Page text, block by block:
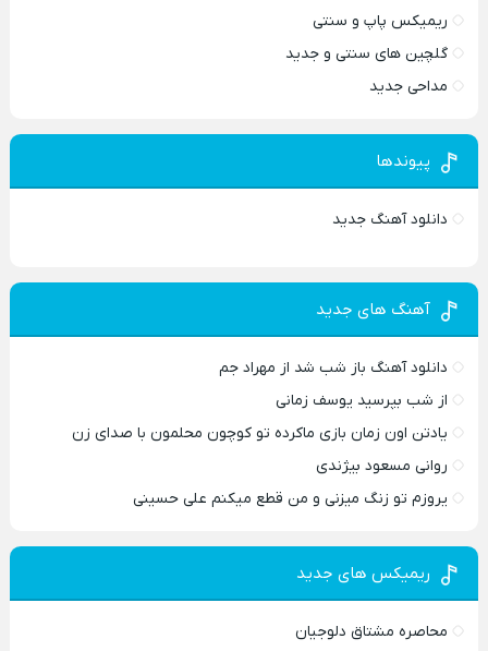
ریمیکس پاپ و سنتی
گلچین های سنتی و جدید
مداحی جدید
پیوندها
دانلود آهنگ جدید
آهنگ های جدید
دانلود آهنگ باز شب شد از مهراد جم
از شب بپرسید یوسف زمانی
یادتن اون زمان بازی ماکرده تو کوچون محلمون با صدای زن
روانی مسعود بیژندی
یروزم تو زنگ میزنی و من قطع میکنم علی حسینی
ریمیکس های جدید
محاصره مشتاق دلوجیان